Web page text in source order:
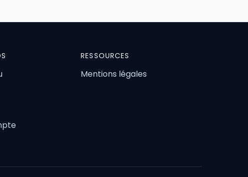
RESSOURCES
Mentions légales